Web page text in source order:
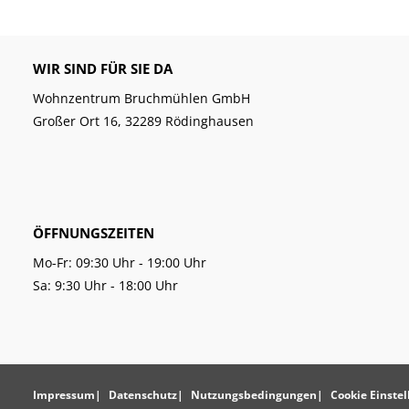
WIR SIND FÜR SIE DA
Wohnzentrum Bruchmühlen GmbH
Großer Ort 16, 32289 Rödinghausen
ÖFFNUNGSZEITEN
Mo-Fr: 09:30 Uhr - 19:00 Uhr
Sa: 9:30 Uhr - 18:00 Uhr
Impressum Datenschutz Nutzungsbedingungen Cookie